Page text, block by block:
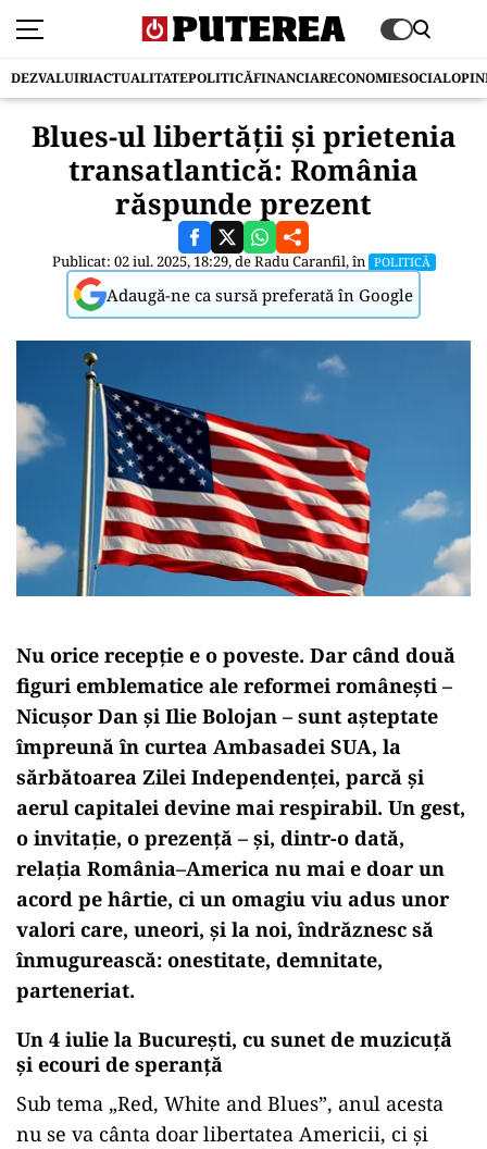
DEZVALUIRIACTUALITATEPOLITICĂFINANCIARECONOMIESOCIAL
Blues-ul libertății și prietenia
transatlantică: România
răspunde prezent
Publicat: 02 iul. 2025, 18:29, deRadu Caranfil, în POLITICĂ
Adaugă-ne ca sursă preferată în Google
Nu orice recepție e o poveste. Dar când două
figuri emblematice ale reformei românești –
Nicușor Dan și Ilie Bolojan – sunt așteptate
împreună în curtea Ambasadei SUA, la
sărbătoarea Zilei Independenței, parcă și
aerul capitalei devine mai respirabil. Un gest,
o invitație, o prezență – și, dintr-o dată,
relația România–America nu mai e doar un
acord pe hârtie, ci un omagiu viu adus unor
valori care, uneori, și la noi, îndrăznesc să
înmugurească: onestitate, demnitate,
parteneriat.
Un 4 iulie la București, cu sunet de muzicuță
și ecouri de speranță
Sub tema „Red, White and Blues”, anul acesta
nu se va cânta doar libertatea Americii, ci și